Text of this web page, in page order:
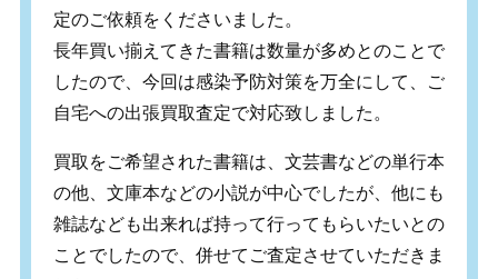
定のご依頼をくださいました。
長年買い揃えてきた書籍は数量が多めとのことで
したので、今回は感染予防対策を万全にして、ご
自宅への出張買取査定で対応致しました。
買取をご希望された書籍は、文芸書などの単行本
の他、文庫本などの小説が中心でしたが、他にも
雑誌なども出来れば持って行ってもらいたいとの
ことでしたので、併せてご査定させていただきま